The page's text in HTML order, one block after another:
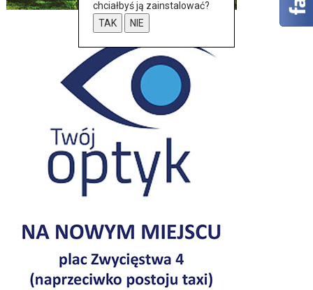
chciałbyś ją zainstalować?
TAK
NIE